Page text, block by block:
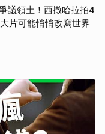
議領土！西撒哈拉拍4
片可能悄悄改寫世界